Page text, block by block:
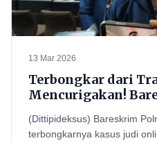
13 Mar 2026
Terbongkar dari
Mencurigakan!
Hengky Wiryo
(Dittipideksus) Bareskrim
terbongkarnya kasus judi